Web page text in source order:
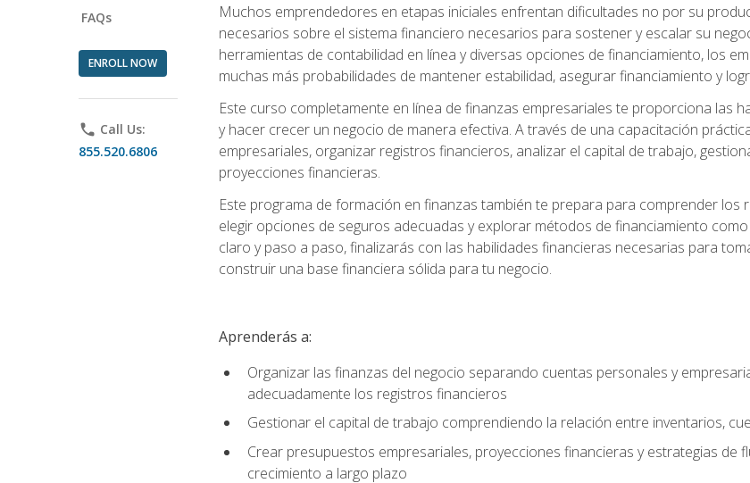
FAQs
ENROLL NOW
phone Call Us:
855.520.6806
Muchos emprendedores en etapas iniciales enfrentan dificultades no por su
necesarios sobre el sistema financiero necesarios para sostener y escalar su
herramientas de contabilidad en línea y diversas opciones de financiamiento, los
muchas más probabilidades de mantener estabilidad, asegurar financiamiento y
Este curso completamente en línea de finanzas empresariales te proporciona las
y hacer crecer un negocio de manera efectiva. A través de una capacitación
empresariales, organizar registros financieros, analizar el capital de trabajo,
proyecciones financieras.
Este programa de formación en finanzas también te prepara para comprender los
elegir opciones de seguros adecuadas y explorar métodos de financiamiento
claro y paso a paso, finalizarás con las habilidades financieras necesarias para
construir una base financiera sólida para tu negocio.
Aprenderás a:
Organizar las finanzas del negocio separando cuentas personales y
adecuadamente los registros financieros
Gestionar el capital de trabajo comprendiendo la relación entre inventarios,
Crear presupuestos empresariales, proyecciones financieras y estrategias
crecimiento a largo plazo